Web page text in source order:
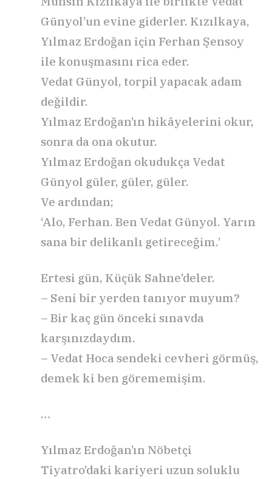
Günyol’un evine giderler. Kızılkaya,
Yılmaz Erdoğan için Ferhan Şensoy
ile konuşmasını rica eder.
Vedat Günyol, torpil yapacak adam
değildir.
Yılmaz Erdoğan’ın hikâyelerini okur,
sonra da ona okutur.
Yılmaz Erdoğan okudukça Vedat
Günyol güler, güler, güler.
Ve ardından;
‘Alo, Ferhan. Ben Vedat Günyol. Yarın
sana bir delikanlı getireceğim.’
Ertesi gün, Küçük Sahne’deler.
– Seni bir yerden tanıyor muyum?
– Bir kaç gün önceki sınavda
karşınızdaydım.
– Vedat Hoca sendeki cevheri görmüş,
demek ki ben görememişim.
…
Yılmaz Erdoğan’ın Nöbetçi
Tiyatro’daki kariyeri uzun soluklu